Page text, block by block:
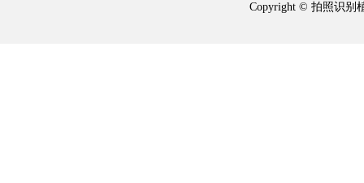
Copyright © 拍照识别